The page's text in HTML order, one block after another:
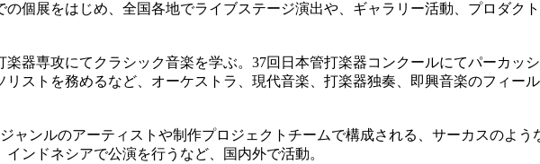
個展をはじめ、全国各地でライブステージ演出や、ギャラリー活動、プロダク
器専攻にてクラシック音楽を学ぶ。37回日本管打楽器コンクールにてパーカッ
ストを務めるなど、オーケストラ、現代音楽、打楽器独奏、即興音楽のフィー
ャンルのアーティストや制作プロジェクトチームで構成される、サーカスのよ
ンドネシアで公演を行うなど、国内外で活動。